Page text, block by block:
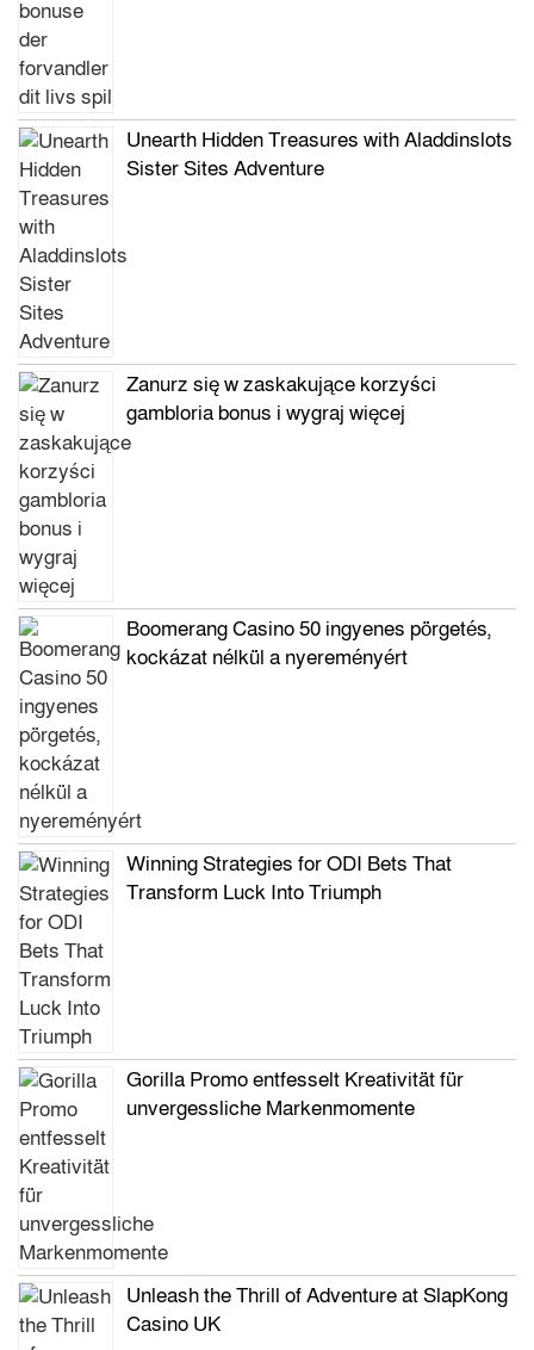
Unearth Hidden Treasures with Aladdinslots
Sister Sites Adventure
Zanurz się w zaskakujące korzyści
gambloria bonus i wygraj więcej
Boomerang Casino 50 ingyenes pörgetés,
kockázat nélkül a nyereményért
Winning Strategies for ODI Bets That
Transform Luck Into Triumph
Gorilla Promo entfesselt Kreativität für
unvergessliche Markenmomente
Unleash the Thrill of Adventure at SlapKong
Casino UK